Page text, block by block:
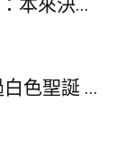
本來決...
色聖誕 ...